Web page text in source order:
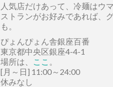
人気店だけあって、冷麺はウ
ストランがお好みであれば、
も。
ぴょんぴょん舎銀座百番
東京都中央区銀座4-4-1
場所は、
ここ 。
[月～日] 11:00～24:00
休みなし